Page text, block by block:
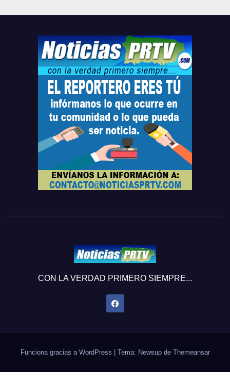
CON LA VERDAD PRIMERO SIEMPRE...
Funciona gracias a WordPress Tema: Newsup de Themeansar